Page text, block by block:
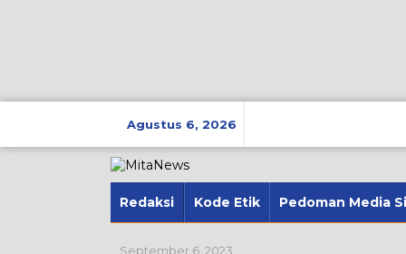
Agustus 6, 2026
Redaksi Kode Etik Pedoman Media
September 6, 2023